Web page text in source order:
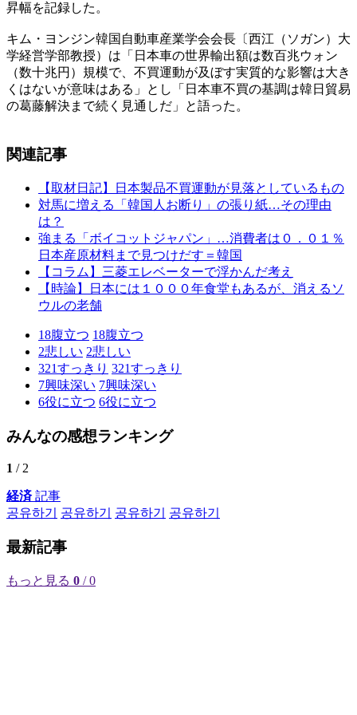
昇幅を記録した。
キム・ヨンジン韓国自動車産業学会会長〔西江（ソガン）大
学経営学部教授）は「日本車の世界輸出額は数百兆ウォン
（数十兆円）規模で、不買運動が及ぼす実質的な影響は大き
くはないが意味はある」とし「日本車不買の基調は韓日貿易
の葛藤解決まで続く見通しだ」と語った。
関連記事
【取材日記】日本製品不買運動が見落としているもの
対馬に増える「韓国人お断り」の張り紙…その理由
は？
強まる「ボイコットジャパン」…消費者は０．０１％
日本産原材料まで見つけだす＝韓国
【コラム】三菱エレベーターで浮かんだ考え
【時論】日本には１０００年食堂もあるが、消えるソ
ウルの老舗
18腹立つ 18腹立つ
2悲しい 2悲しい
321すっきり 321すっきり
7興味深い 7興味深い
6役に立つ 6役に立つ
みんなの感想ランキング
1 / 2
経済記事
공유하기
공유하기 공유하기 공유하기
最新記事
もっと見る 0 / 0